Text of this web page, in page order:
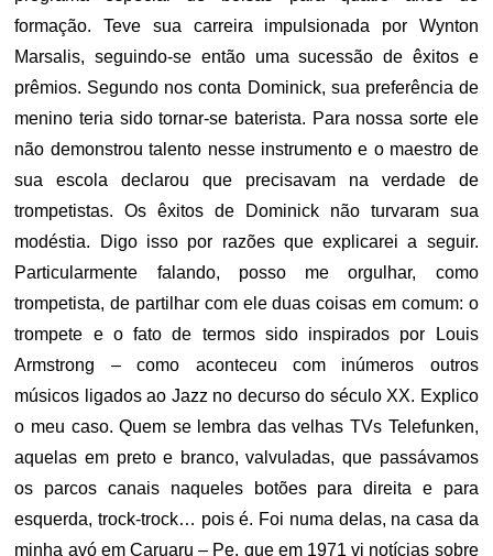
formação. Teve sua carreira impulsionada por Wynton
Marsalis, seguindo-se então uma sucessão de êxitos e
prêmios. Segundo nos conta Dominick, sua preferência de
menino teria sido tornar-se baterista. Para nossa sorte ele
não demonstrou talento nesse instrumento e o maestro de
sua escola declarou que precisavam na verdade de
trompetistas. Os êxitos de Dominick não turvaram sua
modéstia. Digo isso por razões que explicarei a seguir.
Particularmente falando, posso me orgulhar, como
trompetista, de partilhar com ele duas coisas em comum: o
trompete e o fato de termos sido inspirados por Louis
Armstrong – como aconteceu com inúmeros outros
músicos ligados ao Jazz no decurso do século XX. Explico
o meu caso. Quem se lembra das velhas TVs Telefunken,
aquelas em preto e branco, valvuladas, que passávamos
os parcos canais naqueles botões para direita e para
esquerda, trock-trock… pois é. Foi numa delas, na casa da
minha avó em Caruaru – Pe, que em 1971 vi notícias sobre